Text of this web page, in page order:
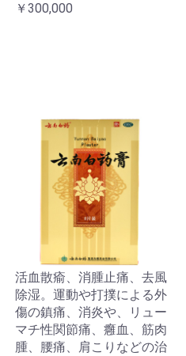
￥300,000
活血散瘉、消腫止痛、去風
除湿。運動や打撲による外
傷の鎮痛、消炎や、リュー
マチ性関節痛、癰血、筋肉
腫、腰痛、肩こりなどの治